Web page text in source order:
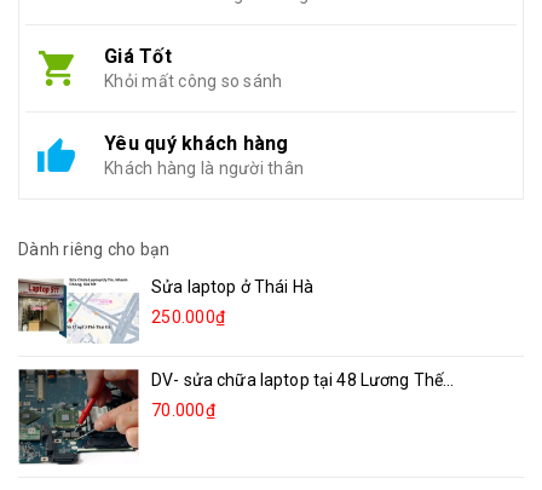
Giá Tốt
Khỏi mất công so sánh
Yêu quý khách hàng
Khách hàng là người thân
Dành riêng cho bạn
Sửa laptop ở Thái Hà
250.000₫
DV- sửa chữa laptop tại 48 Lương Thế...
70.000₫